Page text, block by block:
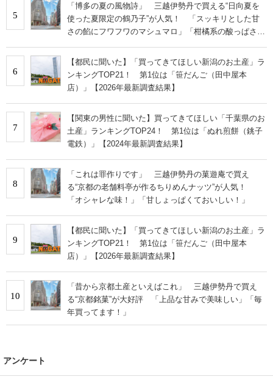
5
「博多の夏の風物詩」 三越伊勢丹で買える“日向夏を
使った夏限定の鶴乃子”が人気！ 「スッキリとした甘
さの餡にフワフワのマシュマロ」「柑橘系の酸っぱさと
6
【都民に聞いた】「買ってきてほしい新潟のお土産」ラ
ンキングTOP21！ 第1位は「笹だんご（田中屋本
店）」【2026年最新調査結果】
7
【関東の男性に聞いた】買ってきてほしい「千葉県のお
土産」ランキングTOP24！ 第1位は「ぬれ煎餅（銚子
電鉄）」【2024年最新調査結果】
8
「これは罪作りです」 三越伊勢丹の菓遊庵で買え
る“京都の老舗料亭が作るちりめんナッツ”が人気！
「オシャレな味！」「甘しょっぱくておいしい！」
9
【都民に聞いた】「買ってきてほしい新潟のお土産」ラ
ンキングTOP21！ 第1位は「笹だんご（田中屋本
店）」【2026年最新調査結果】
10
「昔から京都土産といえばこれ」 三越伊勢丹で買え
る“京都銘菓”が大好評 「上品な甘みで美味しい」「毎
年買ってます！」
アンケート